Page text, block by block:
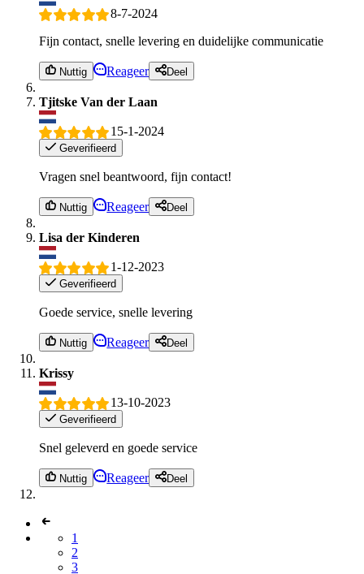
8-7-2024
Fijn contact, snelle levering en duidelijke communicatie
Nuttig Reageer Deel
Tjitske Van der Laan
15-1-2024
Geverifieerd
Vragen snel beantwoord, fijn contact!
Nuttig Reageer Deel
Lisa der Kinderen
1-12-2023
Geverifieerd
Goede service, snelle levering
Nuttig Reageer Deel
Krissy
13-10-2023
Geverifieerd
Snel geleverd en goede service
Nuttig Reageer Deel
1
2
3